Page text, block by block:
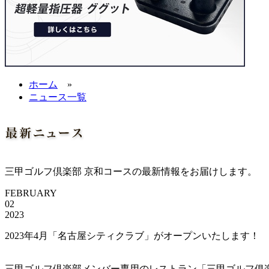
ホーム
»
ニュース一覧
三甲ゴルフ倶楽部 京和コースの最新情報をお届けします。
FEBRUARY
02
2023
2023年4月「名古屋シティクラブ」がオープンいたします！